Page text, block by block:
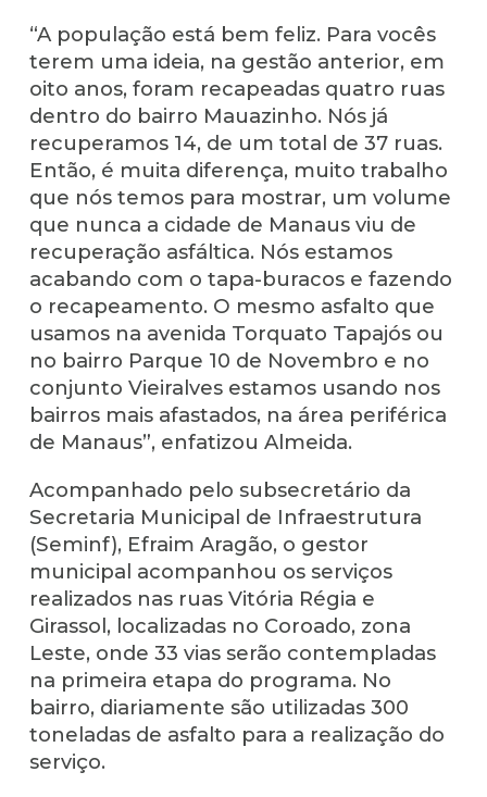
“A população está bem feliz. Para vocês
terem uma ideia, na gestão anterior, em
oito anos, foram recapeadas quatro ruas
dentro do bairro Mauazinho. Nós já
recuperamos 14, de um total de 37 ruas.
Então, é muita diferença, muito trabalho
que nós temos para mostrar, um volume
que nunca a cidade de Manaus viu de
recuperação asfáltica. Nós estamos
acabando com o tapa-buracos e fazendo
o recapeamento. O mesmo asfalto que
usamos na avenida Torquato Tapajós ou
no bairro Parque 10 de Novembro e no
conjunto Vieiralves estamos usando nos
bairros mais afastados, na área periférica
de Manaus”, enfatizou Almeida.
Acompanhado pelo subsecretário da
Secretaria Municipal de Infraestrutura
(Seminf), Efraim Aragão, o gestor
municipal acompanhou os serviços
realizados nas ruas Vitória Régia e
Girassol, localizadas no Coroado, zona
Leste, onde 33 vias serão contempladas
na primeira etapa do programa. No
bairro, diariamente são utilizadas 300
toneladas de asfalto para a realização do
serviço.